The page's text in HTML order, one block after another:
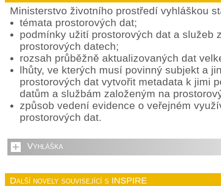
Ministerstvo životního prostředí vyhláškou
témata prostorových dat;
podmínky užití prostorových dat a služeb
prostorových datech;
rozsah průběžně aktualizovaných dat
lhůty, ve kterých musí povinný subjekt a
prostorových dat vytvořit metadata k jimi
datům a službám založeným na
způsob vedení evidence o veřejném
prostorových dat.
Vyhláška
Další novely související s INSPIRE